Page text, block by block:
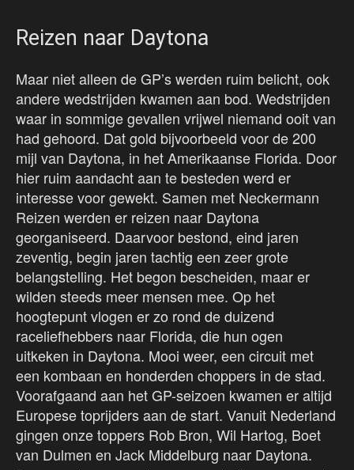
Reizen naar Daytona
Maar niet alleen de GP’s werden ruim belicht, ook
andere wedstrijden kwamen aan bod. Wedstrijden
waar in sommige gevallen vrijwel niemand ooit van
had gehoord. Dat gold bijvoorbeeld voor de 200
mijl van Daytona, in het Amerikaanse Florida. Door
hier ruim aandacht aan te besteden werd er
interesse voor gewekt. Samen met Neckermann
Reizen werden er reizen naar Daytona
georganiseerd. Daarvoor bestond, eind jaren
zeventig, begin jaren tachtig een zeer grote
belangstelling. Het begon bescheiden, maar er
wilden steeds meer mensen mee. Op het
hoogtepunt vlogen er zo rond de duizend
raceliefhebbers naar Florida, die hun ogen
uitkeken in Daytona. Mooi weer, een circuit met
een kombaan en honderden choppers in de stad.
Voorafgaand aan het GP-seizoen kwamen er altijd
Europese toprijders aan de start. Vanuit Nederland
gingen onze toppers Rob Bron, Wil Hartog, Boet
van Dulmen en Jack Middelburg naar Daytona.